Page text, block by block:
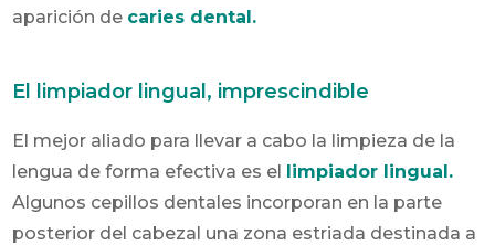
aparición de caries dental.
El limpiador lingual, imprescindible
El mejor aliado para llevar a cabo la limpieza de la
lengua de forma efectiva es el limpiador lingual.
Algunos cepillos dentales incorporan en la parte
posterior del cabezal una zona estriada destinada a